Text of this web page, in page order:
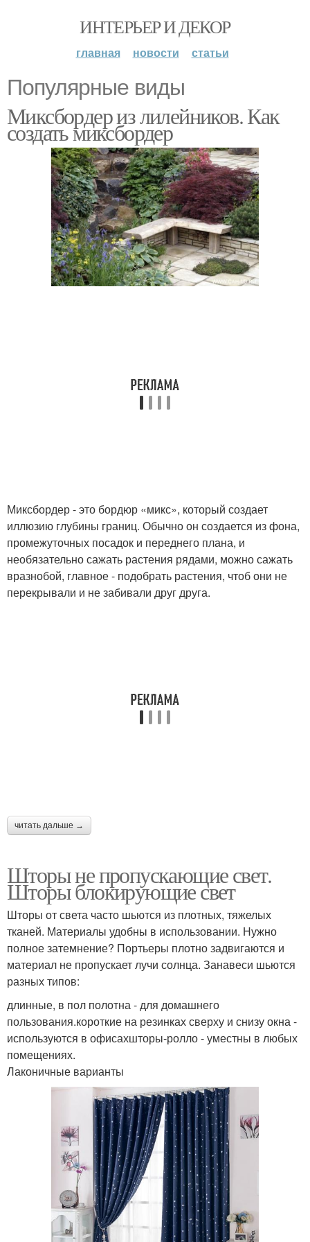
ИНТЕРЬЕР И ДЕКОР
главная новости статьи
Популярные виды
Миксбордер из лилейников. Как
создать миксбордер
Миксбордер - это бордюр «микс», который создает
иллюзию глубины границ. Обычно он создается из фона,
промежуточных посадок и переднего плана, и
необязательно сажать растения рядами, можно сажать
вразнобой, главное - подобрать растения, чтоб они не
перекрывали и не забивали друг друга.
читать дальше →
Шторы не пропускающие свет.
Шторы блокирующие свет
Шторы от света часто шьются из плотных, тяжелых
тканей. Материалы удобны в использовании. Нужно
полное затемнение? Портьеры плотно задвигаются и
материал не пропускает лучи солнца. Занавеси шьются
разных типов:
длинные, в пол полотна - для домашнего
пользования.короткие на резинках сверху и снизу окна -
используются в офисахшторы-ролло - уместны в любых
помещениях.
Лаконичные варианты